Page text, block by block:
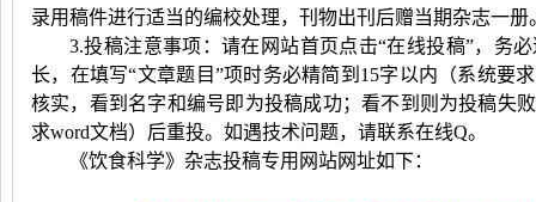
录用稿件进行适当的编校处理，刊物出刊后赠当期杂志一册
3.投稿注意事项：请在网站首页点击“在线投稿”，务
长，在填写“文章题目”项时务必精简到 15字以内（系统要
核实，看到名字和编号即为投稿成功；看不到则为投稿失
求word文档）后重投。如遇技术问题，请联系在线Q。
《饮食科学》杂志投稿专用网站网址如下：